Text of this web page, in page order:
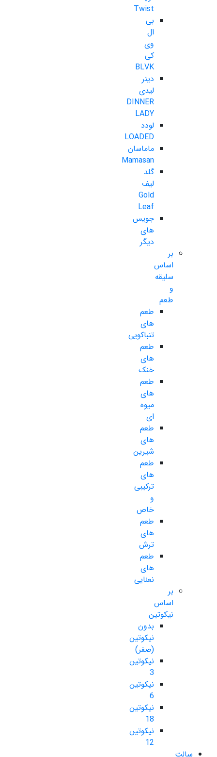
Twist
بی
ال
وی
کی
BLVK
دینر
لیدی
DINNER
LADY
لودد
LOADED
ماماسان
Mamasan
گلد
لیف
Gold
Leaf
جویس
های
دیگر
بر
اساس
سلیقه
و
طعم
طعم
های
تنباکویی
طعم
های
خنک
طعم
های
میوه
ای
طعم
های
شیرین
طعم
های
ترکیبی
و
خاص
طعم
های
ترش
طعم
های
نعنایی
بر
اساس
نیکوتین
بدون
نیکوتین
(صفر)
نیکوتین
3
نیکوتین
6
نیکوتین
18
نیکوتین
12
سالت